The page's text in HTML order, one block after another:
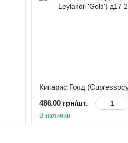
486.00 грн/шт.
В наличии